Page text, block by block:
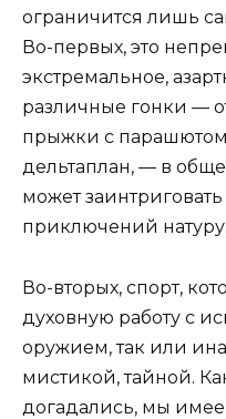
ограничится лишь
Во-первых, это
экстремальное,
различные гонки —
прыжки с
дельтаплан, — в
может
приключений натуру.
Во-вторых, спорт,
духовную работу с
оружием, так или
мистикой, тайной.
догадались, мы